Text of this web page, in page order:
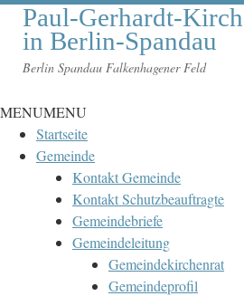
Paul-Gerhardt-
in Berlin-Spandau
Berlin Spandau Falkenhagener Feld
MENUMENU
Startseite
Gemeinde
Kontakt Gemeinde
Kontakt Schutzbeauftragte
Gemeindebriefe
Gemeindeleitung
Gemeindekirchenrat
Gemeindeprofil